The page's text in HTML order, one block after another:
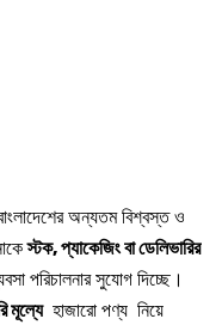
অন্যতম বিশ্বস্ত ও
স্টক, প্যাকেজিং বা ডেলিভারির
পরিচালনার সুযোগ দিচ্ছে।
মূল্যেহাজারো পণ্য নিয়ে